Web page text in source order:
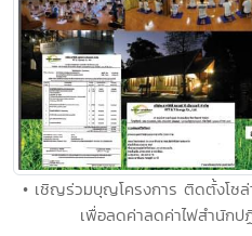
• เชิญร่วมบุญโครงการ ติดตั้งโซ
เพื่อลดค่าลดค่าไฟสำนัก